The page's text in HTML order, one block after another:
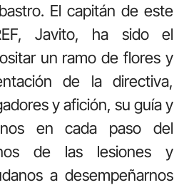
El capitán de este
Javito, ha sido el
un ramo de flores y
de la directiva,
y afición, su guía y
en cada paso del
de las lesiones y
a desempeñarnos